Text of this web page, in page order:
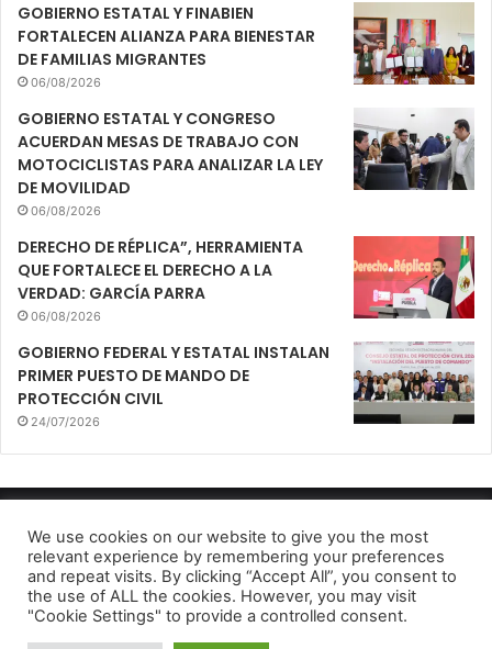
GOBIERNO ESTATAL Y FINABIEN
FORTALECEN ALIANZA PARA BIENESTAR
DE FAMILIAS MIGRANTES
06/08/2026
GOBIERNO ESTATAL Y CONGRESO
ACUERDAN MESAS DE TRABAJO CON
MOTOCICLISTAS PARA ANALIZAR LA LEY
DE MOVILIDAD
06/08/2026
DERECHO DE RÉPLICA”, HERRAMIENTA
QUE FORTALECE EL DERECHO A LA
VERDAD: GARCÍA PARRA
06/08/2026
GOBIERNO FEDERAL Y ESTATAL INSTALAN
PRIMER PUESTO DE MANDO DE
PROTECCIÓN CIVIL
24/07/2026
Mirador Urbano 2022
Aviso de Privacidad
Facebook
TwitterTelegram
We use cookies on our website to give you the most
relevant experience by remembering your preferences
and repeat visits. By clicking “Accept All”, you consent to
the use of ALL the cookies. However, you may visit
"Cookie Settings" to provide a controlled consent.